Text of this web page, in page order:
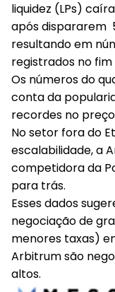
liquidez (LPs)
após dispararem
resultando em
registrados no
Os números do
conta da
recordes no
No setor fora do
escalabilidade, a
competidora da
para trás.
Esses dados
negociação de
menores taxas)
Arbitrum são
altos.